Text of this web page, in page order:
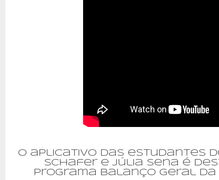
O aplicativo das estudantes
Schafer e Júlia Sena é
programa Balanço Geral da